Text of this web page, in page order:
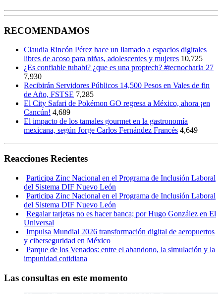
RECOMENDAMOS
Claudia Rincón Pérez hace un llamado a espacios digitales
libres de acoso para niñas, adolescentes y mujeres 10,725
¿Es confiable tuhabi? ¿que es una proptech? #tecnocharla 27
7,930
Recibirán Servidores Públicos 14,500 Pesos en Vales de fin
de Año, FSTSE 7,285
El City Safari de Pokémon GO regresa a México, ahora ¡en
Cancún! 4,689
El impacto de los tamales gourmet en la gastronomía
mexicana, según Jorge Carlos Fernández Francés 4,649
Reacciones Recientes
Participa Zinc Nacional en el Programa de Inclusión Laboral
del Sistema DIF Nuevo León
Participa Zinc Nacional en el Programa de Inclusión Laboral
del Sistema DIF Nuevo León
Regalar tarjetas no es hacer banca; por Hugo González en El
Universal
Impulsa Mundial 2026 transformación digital de aeropuertos
y ciberseguridad en México
Parque de los Venados: entre el abandono, la simulación y la
impunidad cotidiana
Las consultas en este momento